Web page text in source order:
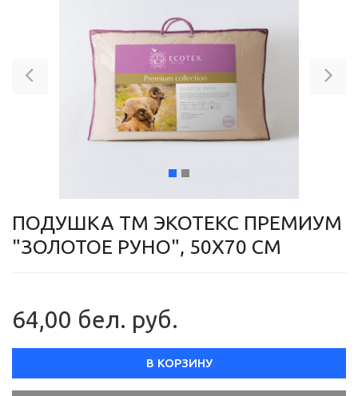
Previous
ПОДУШКА ТМ ЭКОТЕКС ПРЕМИУМ
"ЗОЛОТОЕ РУНО", 50Х70 СМ
64,00 бел. руб.
В КОРЗИНУ